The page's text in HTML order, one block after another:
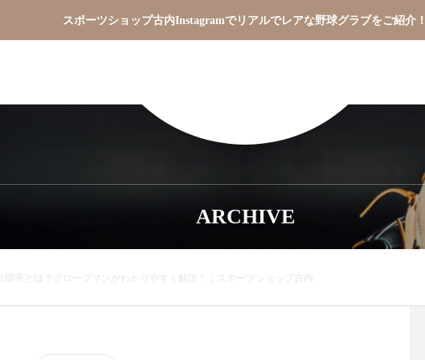
スポーツショップ古内Instagramでリアルでレアな野球グラブをご紹介
ARCHIVE
出塁率とは？グローブマンがわかりやすく解説！｜スポーツショップ古内